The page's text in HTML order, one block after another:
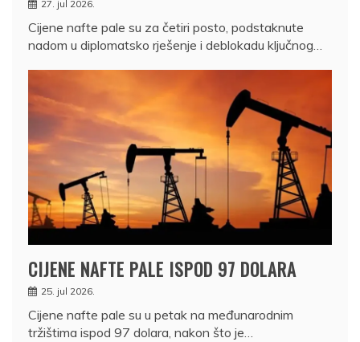
27. jul 2026.
Cijene nafte pale su za četiri posto, podstaknute
nadom u diplomatsko rješenje i deblokadu ključnog…
CIJENE NAFTE PALE ISPOD 97 DOLARA
25. jul 2026.
Cijene nafte pale su u petak na međunarodnim
tržištima ispod 97 dolara, nakon što je…